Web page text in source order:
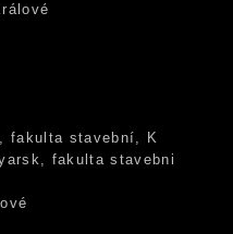
fakulta stavební, K
fakulta stavebni